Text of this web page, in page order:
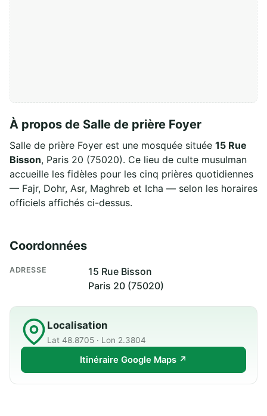
À propos de Salle de prière Foyer
Salle de prière Foyer est une mosquée située 15 Rue
Bisson, Paris 20 (75020). Ce lieu de culte musulman
accueille les fidèles pour les cinq prières quotidiennes
— Fajr, Dohr, Asr, Maghreb et Icha — selon les horaires
officiels affichés ci-dessus.
Coordonnées
ADRESSE
15 Rue Bisson
Paris 20 (75020)
Localisation
Lat 48.8705 · Lon 2.3804
Itinéraire Google Maps ↗